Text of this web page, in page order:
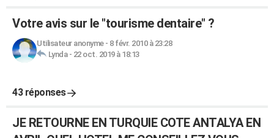
Votre avis sur le "tourisme dentaire" ?
Utilisateur anonyme- 8 févr. 2010 à 23:28
Lynda- 22 oct. 2019 à 18:13
43 réponses
JE RETOURNE EN TURQUIE COTE ANTALYA EN